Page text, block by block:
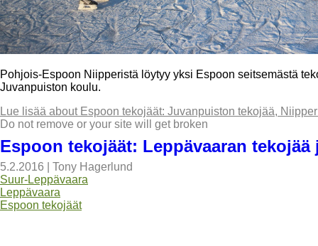
Pohjois-Espoon Niipperistä löytyy yksi Espoon seitsemästä
Juvanpuiston koulu.
Lue lisää about Espoon tekojäät: Juvanpuiston tekojää,
Do not remove or your site will get broken
Espoon tekojäät: Leppävaaran
5.2.2016
Tony Hagerlund
Suur-Leppävaara
Leppävaara
Espoon tekojäät